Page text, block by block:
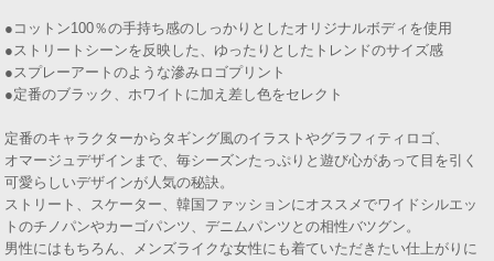
●コットン100％の手持ち感のしっかりとしたオリジナルボディを使用
●ストリートシーンを反映した、ゆったりとしたトレンドのサイズ感
●スプレーアートのような滲みロゴプリント
●定番のブラック、ホワイトに加え差し色をセレクト
定番のキャラクターからタギング風のイラストやグラフィティロゴ、
オマージュデザインまで、毎シーズンたっぷりと遊び心があって目を引く
可愛らしいデザインが人気の秘訣。
ストリート、スケーター、韓国ファッションにオススメでワイドシルエッ
トのチノパンやカーゴパンツ、デニムパンツとの相性バツグン。
男性にはもちろん、メンズライクな女性にも着ていただきたい仕上がりに